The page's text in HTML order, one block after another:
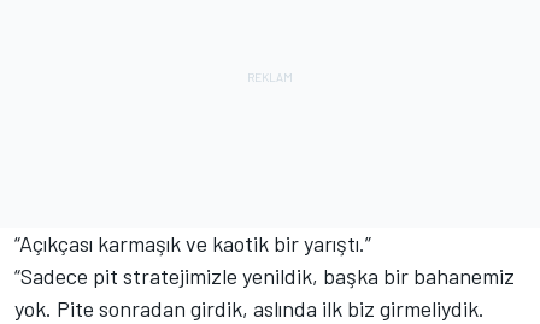
“Açıkçası karmaşık ve kaotik bir yarıştı.”
“Sadece pit stratejimizle yenildik, başka bir bahanemiz
yok. Pite sonradan girdik, aslında ilk biz girmeliydik.